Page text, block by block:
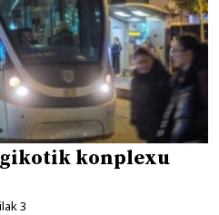
konplexu
3